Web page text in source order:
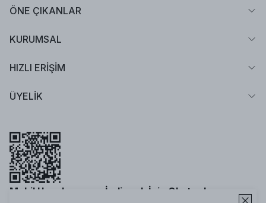
ÖNE ÇIKANLAR
KURUMSAL
HIZLI ERİŞİM
ÜYELİK
Mobil Uygulamamızı İndirmek İçin Okutun!